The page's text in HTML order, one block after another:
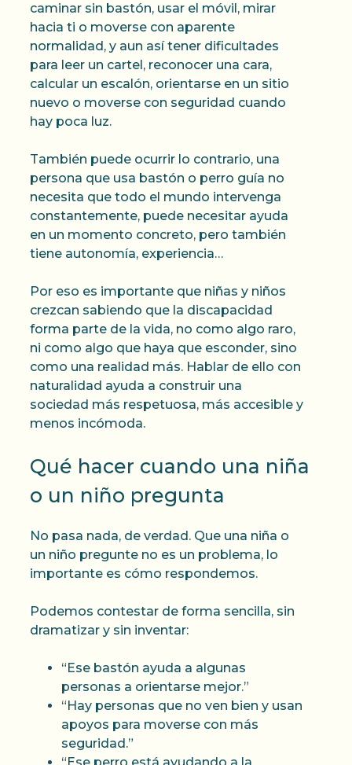
caminar sin bastón, usar el móvil, mirar
hacia ti o moverse con aparente
normalidad, y aun así tener dificultades
para leer un cartel, reconocer una cara,
calcular un escalón, orientarse en un sitio
nuevo o moverse con seguridad cuando
hay poca luz.
También puede ocurrir lo contrario, una
persona que usa bastón o perro guía no
necesita que todo el mundo intervenga
constantemente, puede necesitar ayuda
en un momento concreto, pero también
tiene autonomía, experiencia…
Por eso es importante que niñas y niños
crezcan sabiendo que la discapacidad
forma parte de la vida, no como algo raro,
ni como algo que haya que esconder, sino
como una realidad más. Hablar de ello con
naturalidad ayuda a construir una
sociedad más respetuosa, más accesible y
menos incómoda.
Qué hacer cuando una niña
o un niño pregunta
No pasa nada, de verdad. Que una niña o
un niño pregunte no es un problema, lo
importante es cómo respondemos.
Podemos contestar de forma sencilla, sin
dramatizar y sin inventar:
“Ese bastón ayuda a algunas
personas a orientarse mejor.”
“Hay personas que no ven bien y usan
apoyos para moverse con más
seguridad.”